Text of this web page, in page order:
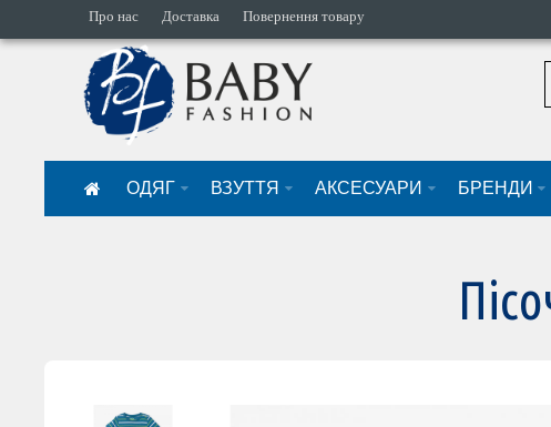
Про нас Доставка Повернення товару
ОДЯГ ВЗУТТЯ АКСЕСУАРИ БРЕНДИ